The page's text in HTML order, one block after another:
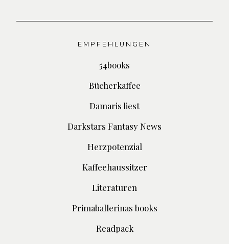
EMPFEHLUNGEN
54books
Bücherkaffee
Damaris liest
Darkstars Fantasy News
Herzpotenzial
Kaffeehaussitzer
Literaturen
Primaballerinas books
Readpack